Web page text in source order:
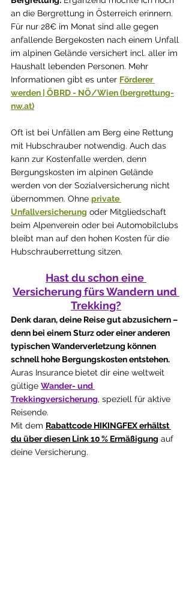
an die Bergrettung in Österreich erinnern.
Für nur 28€ im Monat sind alle gegen
anfallende Bergekosten nach einem Unfall
im alpinen Gelände versichert incl. aller im
Haushalt lebenden Personen. Mehr
Informationen gibt es unter Förderer
werden | ÖBRD - NÖ/Wien (bergrettung-
nw.at)
Oft ist bei Unfällen am Berg eine Rettung
mit Hubschrauber notwendig. Auch das
kann zur Kosten­falle werden, denn
Bergungskosten im alpinen Gelände
werden von der Sozialversicherung nicht
übernommen. Ohne private
Unfallversicherung oder Mitgliedschaft
beim Alpenverein oder bei Automobilclubs
bleibt man auf den hohen Kosten für die
Hubschrauberrettung sitzen.
Hast du schon eine
Versicherung fürs Wandern und
Trekking?
Denk daran, deine Reise gut abzusichern –
denn bei einem Sturz oder einer anderen
typischen Wanderverletzung können
schnell hohe Bergungskosten entstehen.
Auras Insurance bietet dir eine weltweit
gültige Wander- und
Trekkingversicherung, speziell für aktive
Reisende.
Mit dem Rabattcode HIKINGFEX erhältst
du über diesen Link 10 % Ermäßigung auf
deine Versicherung.